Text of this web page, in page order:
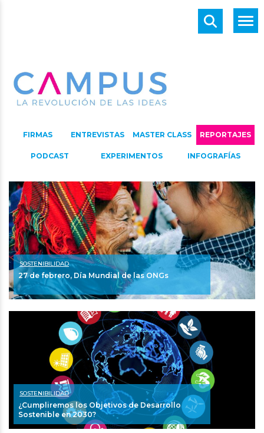
FIRMAS ENTREVISTAS MASTER CLASS REPORTAJES
PODCAST EXPERIMENTOS INFOGRAFÍAS
SOSTENIBILIDAD
27 de febrero, Día Mundial de las ONGs
SOSTENIBILIDAD
¿Cumpliremos los Objetivos de Desarrollo
Sostenible en 2030?